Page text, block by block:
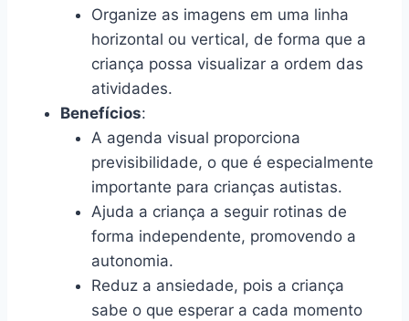
Organize as imagens em uma linha
horizontal ou vertical, de forma que a
criança possa visualizar a ordem das
atividades.
Benefícios:
A agenda visual proporciona
previsibilidade, o que é especialmente
importante para crianças autistas.
Ajuda a criança a seguir rotinas de
forma independente, promovendo a
autonomia.
Reduz a ansiedade, pois a criança
sabe o que esperar a cada momento